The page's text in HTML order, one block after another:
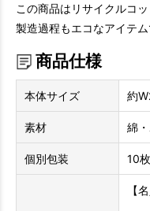
この商品はリサイクルコ
製造過程もエコなアイテム
商品仕様
本体サイズ 約
素材 綿
個別包装 10
【